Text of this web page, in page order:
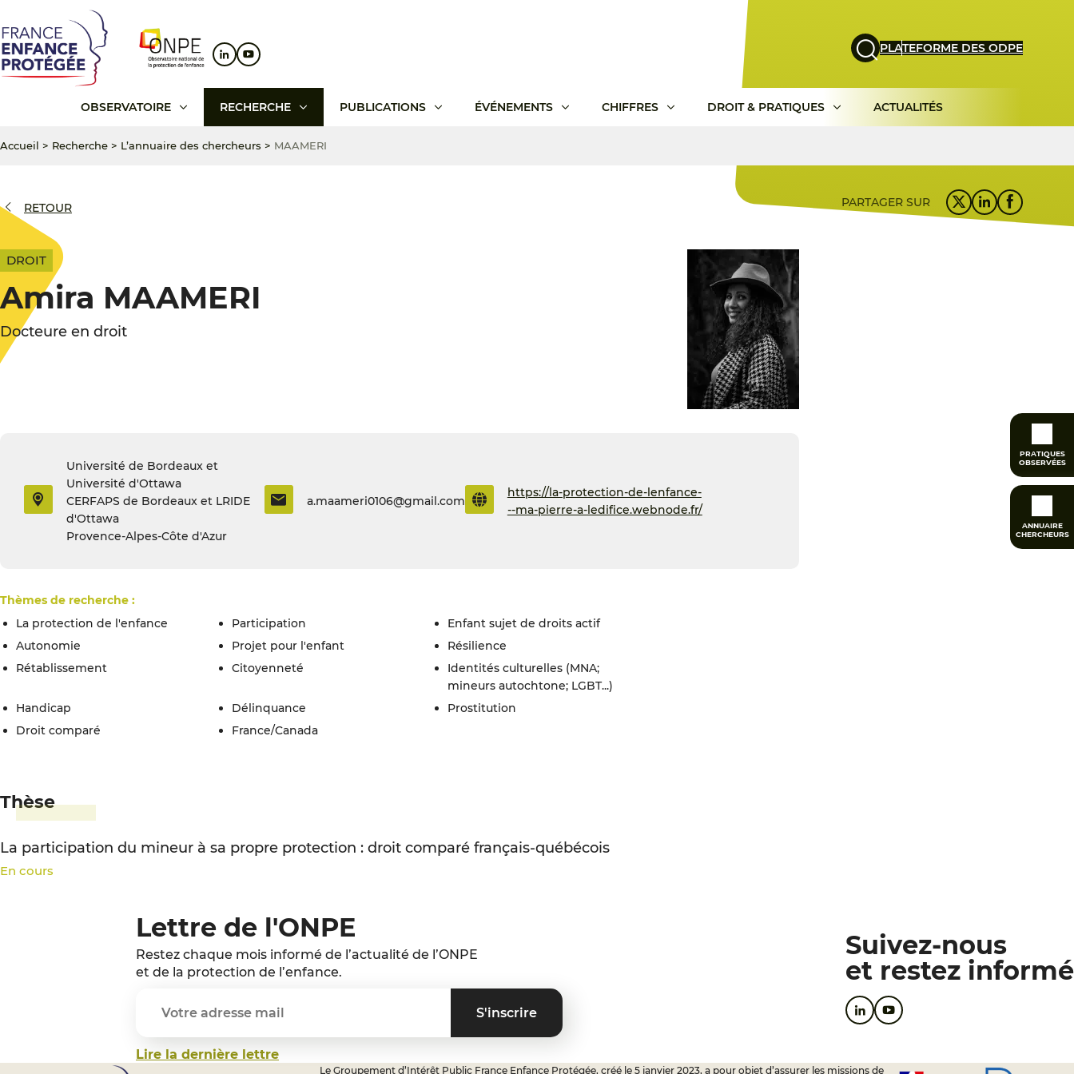
au
contenu
principal
au
menu
principal
au
pied
de
page
PLATEFORME DES ODPE
OBSERVATOIRE RECHERCHE PUBLICATIONS ÉVÉNEMENTS CHIFFRES DROIT & PRATIQUES ACTUALITÉS
PRATIQUES
OBSERVÉES
ANNUAIRE
CHERCHEURS
Accueil > Recherche > L’annuaire des chercheurs > MAAMERI
RETOUR PARTAGER SUR
DROIT
Amira MAAMERI
Docteure en droit
Université de Bordeaux et
Université d'Ottawa
CERFAPS de Bordeaux et LRIDE
d'Ottawa
Provence-Alpes-Côte d'Azur
a.maameri0106@gmail.com
https://la-protection-de-lenfance-
--ma-pierre-a-ledifice.webnode.fr/
Thèmes de recherche :
La protection de l'enfance
participation
enfant sujet de droits actif
autonomie
projet pour l'enfant
résilience
rétablissement
citoyenneté
identités culturelles (MNA;
mineurs autochtone; LGBT...)
handicap
délinquance
prostitution
droit comparé
France/Canada
Thèse
La participation du mineur à sa propre protection : droit comparé français-québécois
En cours
Lettre de l'ONPE
Restez chaque mois informé de l’actualité de l’ONPE
et de la protection de l’enfance.
Lire la dernière lettre
Suivez-nous
et restez informé
Le Groupement d’Intérêt Public France Enfance Protégée, créé le 5 janvier 2023, a pour objet d’assurer les missions de